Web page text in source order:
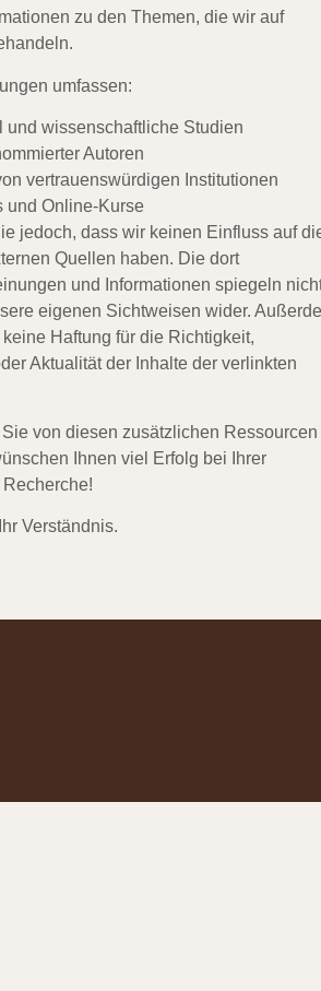
zu den Themen, die wir auf
umfassen:
und wissenschaftliche Studien
Autoren
vertrauenswürdigen Institutionen
und Online-Kurse
jedoch, dass wir keinen Einfluss auf
Quellen haben. Die dort
und Informationen spiegeln
eigenen Sichtweisen wider.
Haftung für die Richtigkeit,
Aktualität der Inhalte der verlinkten
von diesen zusätzlichen Ressourcen
Ihnen viel Erfolg bei Ihrer
Verständnis.